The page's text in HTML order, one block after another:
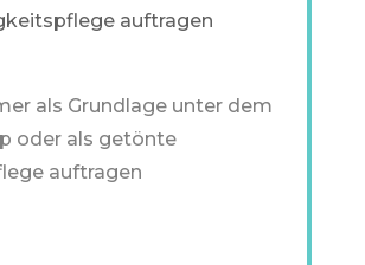
auftragen
als Grundlage unter dem
oder als getönte
auftragen